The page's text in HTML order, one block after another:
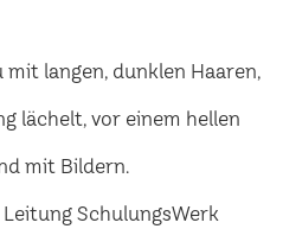
Leitung SchulungsWerk